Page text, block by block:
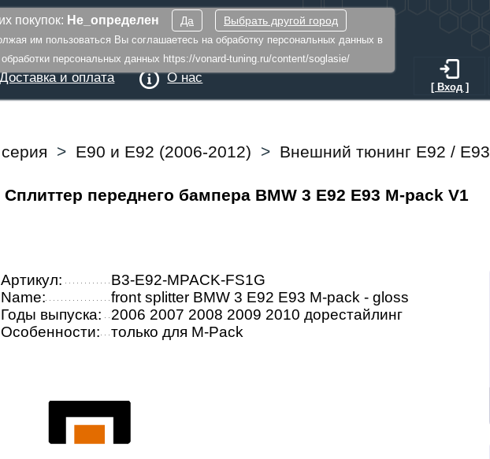
покупок: Не_определен Да Выбрать другой город
им пользоваться Вы соглашаетесь на обработку персональных данных в
обработки персональных данных https://vonard-tuning.ru/content/soglasie/
Доставка и оплата О нас
[ Вход ]
> E90 и E92 (2006-2012) > Внешний тюнинг Е92 / Е93
Сплиттер переднего бампера BMW 3 E92 E93 M-pack V1
Артикул:
B3-E92-MPACK-FS1G
Name:
front splitter BMW 3 E92 E93 M-pack - gloss
Годы выпуска:
2006 2007 2008 2009 2010 дорестайлинг
Особенности:
только для M-Pack